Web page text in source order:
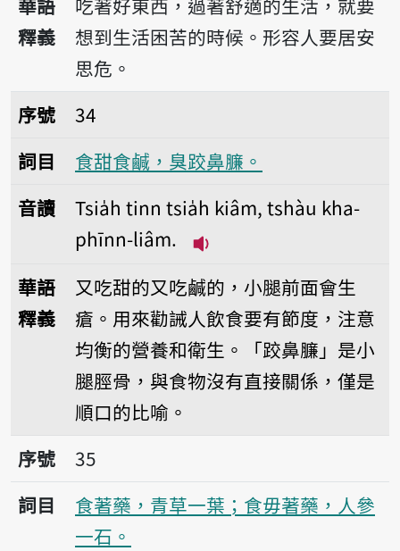
華語
釋義
吃著好東西，過著舒適的生活，就要
想到生活困苦的時候。形容人要居安
思危。
序號34食甜食鹹，臭跤鼻臁。
序號
34
詞目
食甜食鹹，臭跤鼻臁。
音讀
Tsia̍h tinn tsia̍h kiâm, tshàu kha-
phīnn-liâm.
華語
釋義
又吃甜的又吃鹹的，小腿前面會生
瘡。用來勸誡人飲食要有節度，注意
均衡的營養和衛生。「跤鼻臁」是小
腿脛骨，與食物沒有直接關係，僅是
順口的比喻。
序號35食著藥，青草一葉；食毋著藥，人參一
序號
35
詞目
食著藥，青草一葉；食毋著藥，人參
一石。